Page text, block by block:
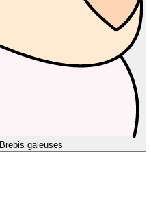
Brebis galeuses